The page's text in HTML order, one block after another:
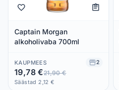
Captain Morgan
alkoholivaba 700ml
KAUPMEES 2
19,78 €21,90 €
Säästad 2,12 €